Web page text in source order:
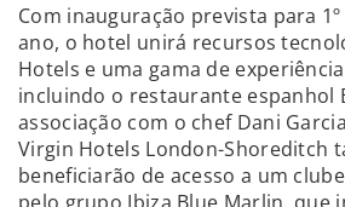
Com inauguração prevista para
ano, o hotel unirá recursos
Hotels e uma gama de
incluindo o restaurante espanhol
associação com o chef Dani
Virgin Hotels London-Shoreditch
beneficiarão de acesso a um